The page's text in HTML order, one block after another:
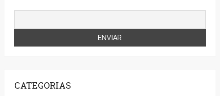
CATEGORIAS